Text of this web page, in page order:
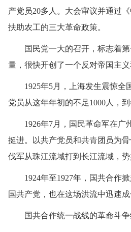
产党员20多人。大会审议并通过
扶助农工的三大革命政策。
国民党一大的召开，标志着
量，很快开创了一个反对帝国主
1925年5月，上海发生震惊全
党员从这年年初的不足1000人，
1926年7月，国民革命军在
挺进。以共产党员和共青团员为
伐军从珠江流域打到长江流域，势
1924年至1927年，国共合作
国共产党，也在这场洪流中迅速成
国共合作统一战线的革命斗